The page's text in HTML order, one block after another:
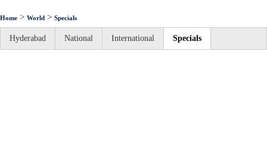
Home > World > Specials
Hyderabad National International Specials